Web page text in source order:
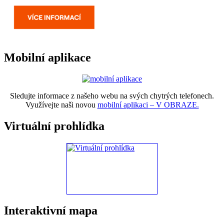
Mobilní aplikace
Sledujte informace z našeho webu na svých chytrých telefonech.
Využívejte naši novou mobilní aplikaci – V OBRAZE.
Virtuální prohlídka
Interaktivní mapa